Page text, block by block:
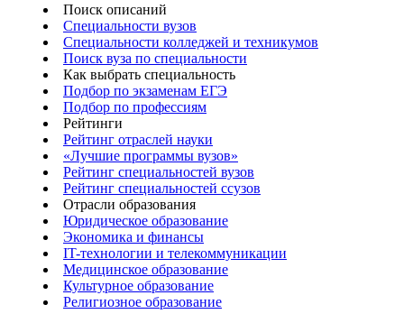
Поиск описаний
Специальности вузов
Специальности колледжей и техникумов
Поиск вуза по специальности
Как выбрать специальность
Подбор по экзаменам ЕГЭ
Подбор по профессиям
Рейтинги
Рейтинг отраслей науки
«Лучшие программы вузов»
Рейтинг специальностей вузов
Рейтинг специальностей ссузов
Отрасли образования
Юридическое образование
Экономика и финансы
IT-технологии и телекоммуникации
Медицинское образование
Культурное образование
Религиозное образование